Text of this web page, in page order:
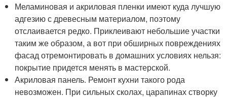
Меламиновая и акриловая пленки имеют куда лучшую
адгезию с древесным материалом, поэтому
отслаивается редко. Приклеивают небольшие участки
таким же образом, а вот при обширных повреждениях
фасад отремонтировать в домашних условиях нельзя:
покрытие придется менять в мастерской.
Акриловая панель. Ремонт кухни такого рода
невозможен. При сильных сколах, царапинах створку